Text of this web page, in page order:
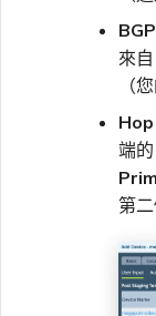
來
（
端
第